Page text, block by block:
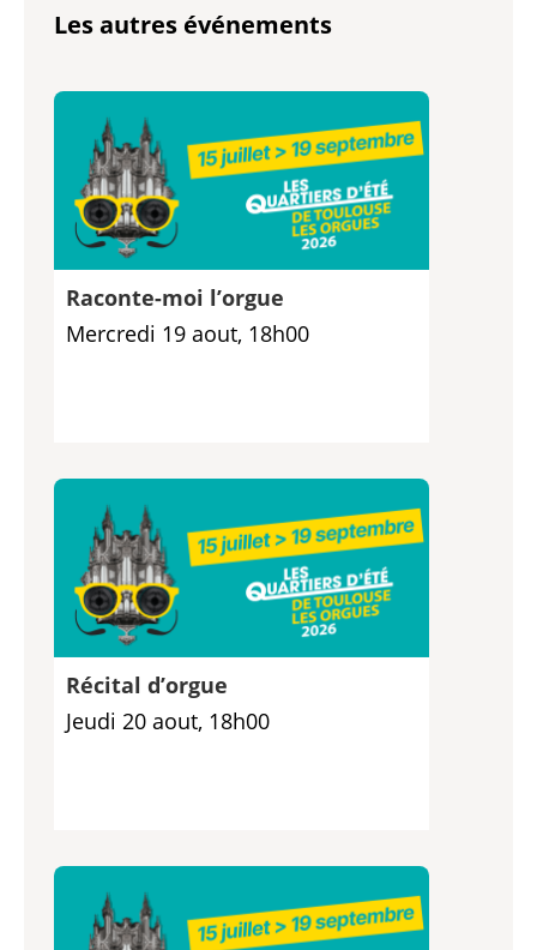
Les autres événements
Raconte-moi l’orgue
Mercredi 19 aout, 18h00
Récital d’orgue
Jeudi 20 aout, 18h00